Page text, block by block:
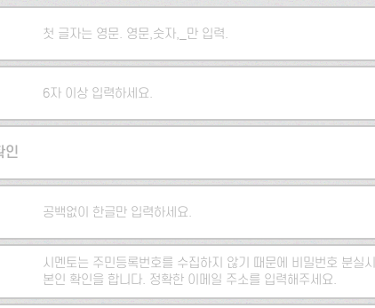
첫 글자는 영문. 영문,숫자,_만 입력.
5자 이상 입력하세요.
6자 이상 입력하세요.
인
공백없이 한글만 입력하세요.
시멘토는 주민등록번호를 수집하지 않기 때문에 비밀번호 분실
본인 확인을 합니다. 정확한 이메일 주소를 입력해주세요.